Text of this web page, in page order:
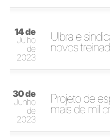
14 de
Julho
de
2023
Ulbra e
novos
30 de
Junho
de
2023
Projeto de
mais de mil